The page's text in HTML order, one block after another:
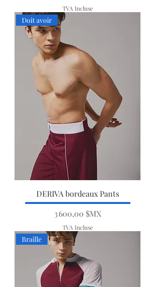
TVA Incluse
Doit avoir
DERIVA bordeaux Pants
Prix
3 600,00 $MX
TVA Incluse
Braille